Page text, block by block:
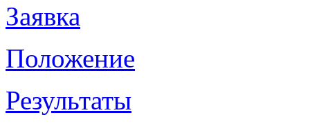
Заявка
Положение
Результаты